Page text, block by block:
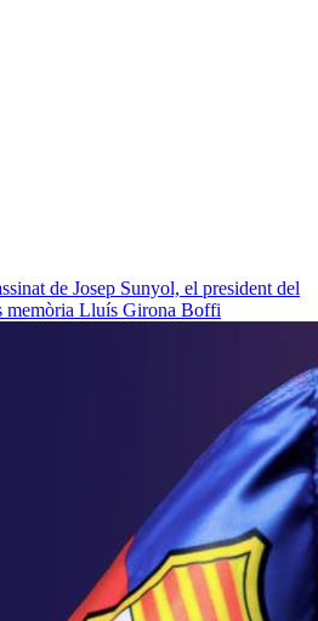
de Josep Sunyol, el president del
memòria Lluís Girona Boffi